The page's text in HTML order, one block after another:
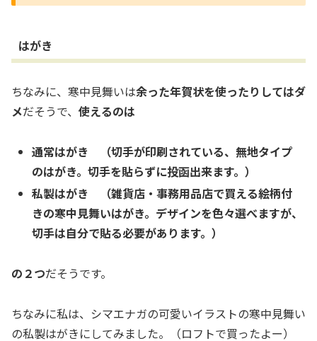
はがき
ちなみに、寒中見舞いは余った年賀状を使ったりしてはダ
メだそうで、 使えるのは
通常はがき （切手が印刷されている、無地タイプ
のはがき。切手を貼らずに投函出来ます。）
私製はがき （雑貨店・事務用品店で買える絵柄付
きの寒中見舞いはがき。デザインを色々選べますが、
切手は自分で貼る必要があります。）
の２つだそうです。
ちなみに私は、シマエナガの可愛いイラストの寒中見舞い
の私製はがきにしてみました。（ロフトで買ったよー）